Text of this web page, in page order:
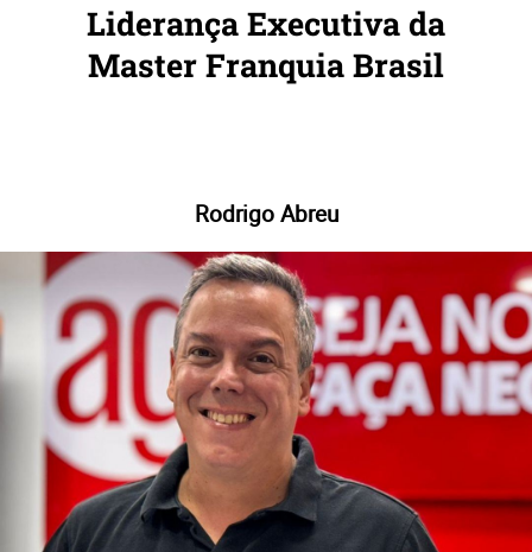
Liderança Executiva da
Master Franquia Brasil
Rodrigo Abreu